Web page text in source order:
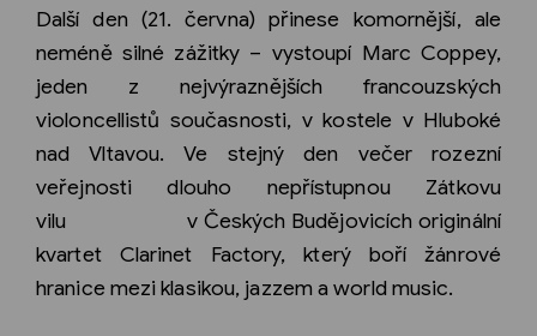
Další den (21. června) přinese komornější, ale
neméně silné zážitky – vystoupí Marc Coppey,
jeden z nejvýraznějších francouzských
violoncellistů současnosti, v kostele v Hluboké
nad Vltavou. Ve stejný den večer rozezní
veřejnosti dlouho nepřístupnou Zátkovu
vilu v Českých Budějovicích originální
kvartet Clarinet Factory, který boří žánrové
hranice mezi klasikou, jazzem a world music.